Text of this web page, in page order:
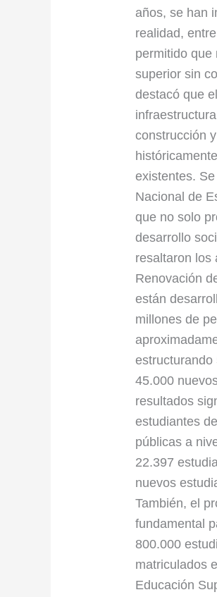
años, se han
realidad,
permitido que
superior sin
destacó que
construcción
existentes.
Nacional de
que no solo
desarrollo
resaltaron los
Renovación
están
millones de
estructurando
45.000
resultados
estudiantes
públicas a
22.397
nuevos
También, el
fundamental
800.000
matriculados
Educación